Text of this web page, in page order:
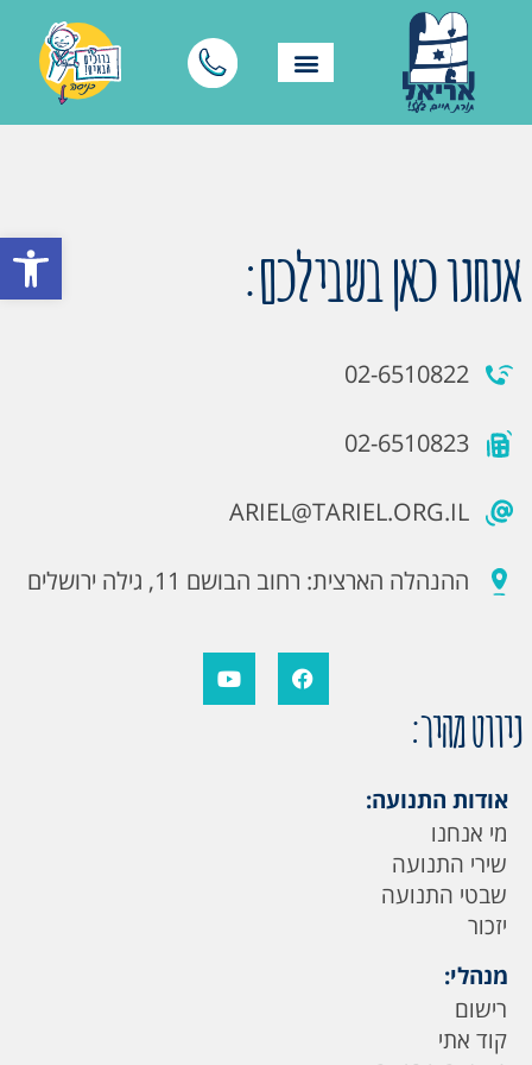
פתח אנחנו כאן בשבילכם:
02-6510822
02-6510823
ARIEL@TARIEL.ORG.IL
ההנהלה הארצית: רחוב הבושם 11, גילה ירושלים
ניווט מהיר:
אודות התנועה:
מי אנחנו
שירי התנועה
שבטי התנועה
יזכור
מנהלי:
רישום
קוד אתי